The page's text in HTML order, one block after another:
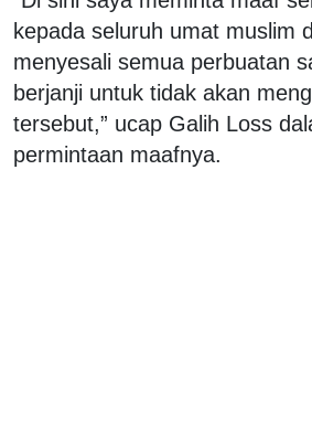
kepada seluruh umat muslim
menyesali semua perbuatan
berjanji untuk tidak akan
tersebut,” ucap Galih Loss
permintaan maafnya.